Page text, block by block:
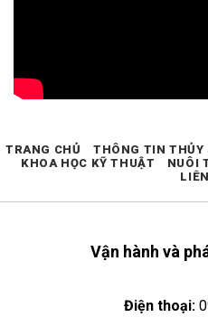
Vận hành và
Điện thoại:
TRANG CHỦ THÔNG TIN THỦY
KHOA HỌC KỸ THUẬT
NUÔI